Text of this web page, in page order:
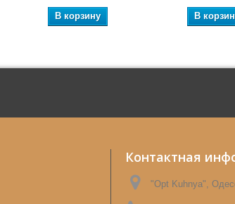
В корзину В
Контактная
"Opt Kuhnya",